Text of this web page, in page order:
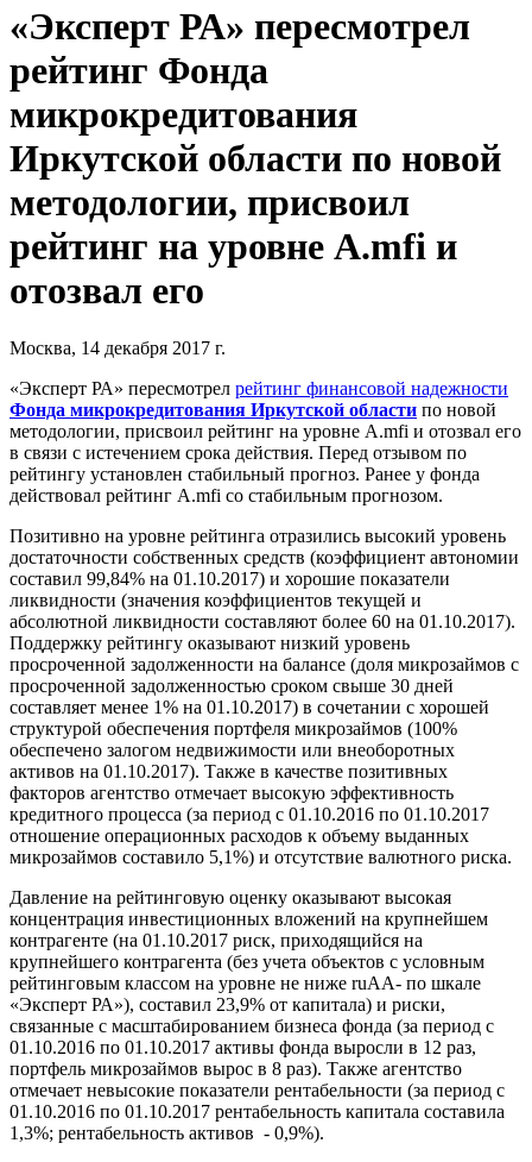
«Эксперт РА» пересмотрел
рейтинг Фонда
микрокредитования
Иркутской области по новой
методологии, присвоил
рейтинг на уровне A.mfi и
отозвал его
Москва, 14 декабря 2017 г.
«Эксперт РА» пересмотрел рейтинг финансовой надежности
Фонда микрокредитования Иркутской области по новой
методологии, присвоил рейтинг на уровне A.mfi и отозвал его
в связи с истечением срока действия. Перед отзывом по
рейтингу установлен стабильный прогноз. Ранее у фонда
действовал рейтинг A.mfi со стабильным прогнозом.
Позитивно на уровне рейтинга отразились высокий уровень
достаточности собственных средств (коэффициент автономии
составил 99,84% на 01.10.2017) и хорошие показатели
ликвидности (значения коэффициентов текущей и
абсолютной ликвидности составляют более 60 на 01.10.2017).
Поддержку рейтингу оказывают низкий уровень
просроченной задолженности на балансе (доля микрозаймов с
просроченной задолженностью сроком свыше 30 дней
составляет менее 1% на 01.10.2017) в сочетании с хорошей
структурой обеспечения портфеля микрозаймов (100%
обеспечено залогом недвижимости или внеоборотных
активов на 01.10.2017). Также в качестве позитивных
факторов агентство отмечает высокую эффективность
кредитного процесса (за период с 01.10.2016 по 01.10.2017
отношение операционных расходов к объему выданных
микрозаймов составило 5,1%) и отсутствие валютного риска.
Давление на рейтинговую оценку оказывают высокая
концентрация инвестиционных вложений на крупнейшем
контрагенте (на 01.10.2017 риск, приходящийся на
крупнейшего контрагента (без учета объектов с условным
рейтинговым классом на уровне не ниже ruAA- по шкале
«Эксперт РА»), составил 23,9% от капитала) и риски,
связанные с масштабированием бизнеса фонда (за период с
01.10.2016 по 01.10.2017 активы фонда выросли в 12 раз,
портфель микрозаймов вырос в 8 раз). Также агентство
отмечает невысокие показатели рентабельности (за период с
01.10.2016 по 01.10.2017 рентабельность капитала составила
1,3%; рентабельность активов - 0,9%).